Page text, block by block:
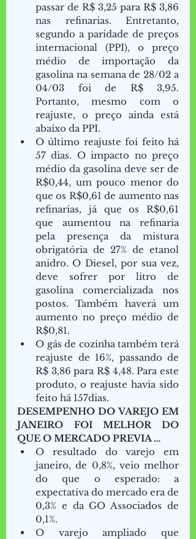
passar de R$ 3,25 para R$ 3,86
nas refinarias. Entretanto,
segundo a paridade de preços
internacional (PPI), o preço
médio de importação da
gasolina na semana de 28/02 a
04/03 foi de R$ 3,95.
Portanto, mesmo com o
reajuste, o preço ainda está
abaixo da PPI.
O último reajuste foi feito há
57 dias. O impacto no preço
médio da gasolina deve ser de
R$0,44, um pouco menor do
que os R$0,61 de aumento nas
refinarias, já que os R$0,61
que aumentou na refinaria
pela presença da mistura
obrigatória de 27% de etanol
anidro. O Diesel, por sua vez,
deve sofrer por litro de
gasolina comercializada nos
postos. Também haverá um
aumento no preço médio de
R$0,81.
O gás de cozinha também terá
reajuste de 16%, passando de
R$ 3,86 para R$ 4,48. Para este
produto, o reajuste havia sido
feito há 157dias.
DESEMPENHO DO VAREJO EM
JANEIRO FOI MELHOR DO
QUE O MERCADO PREVIA …
O resultado do varejo em
janeiro, de 0,8%, veio melhor
do que o esperado: a
expectativa do mercado era de
0,3% e da GO Associados de
0,1%.
O varejo ampliado que